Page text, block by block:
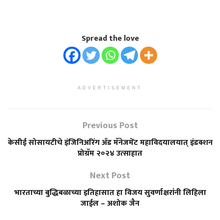
Spread the love
ADVERTISEMENT
Previous Post
केसीई सोसायटीचे इंजिनिअरिंग अँड मॅनेजमेंट महाविदयालयात् इंडक्शन
प्रोग्रॅम २०२४ उत्साहात
Next Post
भारताच्या बुद्धिबळाच्या इतिहासात हा विजय सुवर्णाक्षरांनी लिहिला
जाईल – अशोक जैन